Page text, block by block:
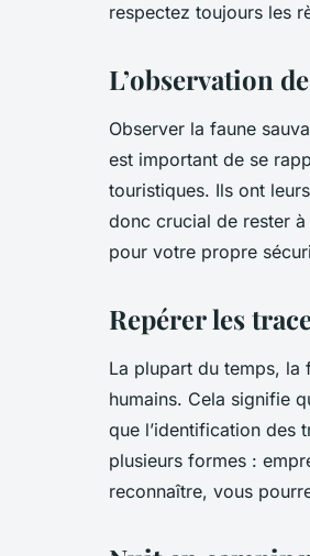
respectez toujours les
L’observation
Observer la faune
est important de se
touristiques. Ils ont
donc crucial de rester à
pour votre propre
Repérer les
La plupart du temps, la
humains. Cela signifie
que l’identification des
plusieurs formes :
reconnaître, vous